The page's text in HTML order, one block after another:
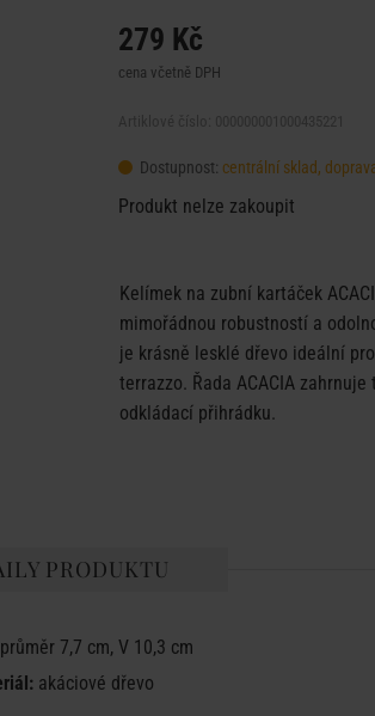
279 Kč
cena včetně DPH
Dostupnost: centrální sklad,
Produkt nelze zakoupit
Kelímek na zubní kartáček
mimořádnou robustností a
je krásně lesklé dřevo ideální
terrazzo. Řada ACACIA
odkládací přihrádku.
PRODUKTU
průměr 7,7 cm, V 10,3 cm
akáciové dřevo